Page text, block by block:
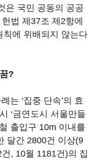
은 국민 공동의 공공
법 제37조 제2항에
칙에 위배되지 않는다
?
는 ‘집중 단속’의 효
‘금연도시 서울만들
출입구 10m 이내를
달간 2800건 이상(9
, 10월 1181건)의 집